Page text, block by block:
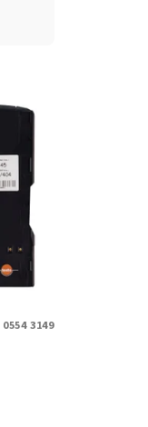
0554 3149